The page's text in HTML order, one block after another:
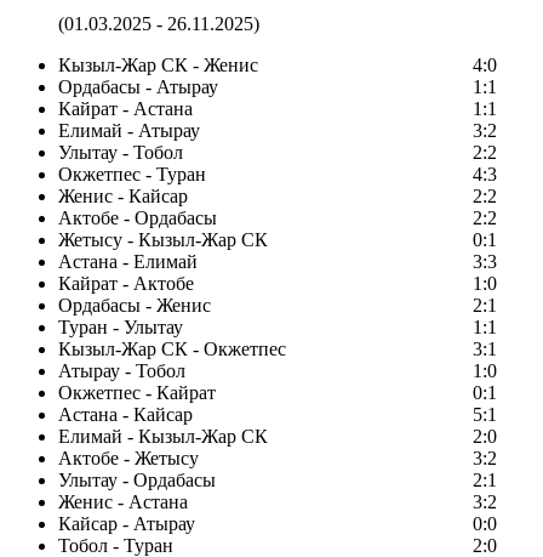
(01.03.2025 - 26.11.2025)
Кызыл-Жар СК - Женис
4:0
Ордабасы - Атырау
1:1
Кайрат - Астана
1:1
Елимай - Атырау
3:2
Улытау - Тобол
2:2
Окжетпес - Туран
4:3
Женис - Кайсар
2:2
Актобе - Ордабасы
2:2
Жетысу - Кызыл-Жар СК
0:1
Астана - Елимай
3:3
Кайрат - Актобе
1:0
Ордабасы - Женис
2:1
Туран - Улытау
1:1
Кызыл-Жар СК - Окжетпес
3:1
Атырау - Тобол
1:0
Окжетпес - Кайрат
0:1
Астана - Кайсар
5:1
Елимай - Кызыл-Жар СК
2:0
Актобе - Жетысу
3:2
Улытау - Ордабасы
2:1
Женис - Астана
3:2
Кайсар - Атырау
0:0
Тобол - Туран
2:0